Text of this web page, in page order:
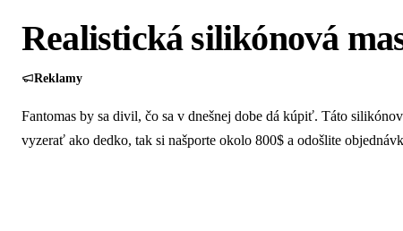
Realistická silikónová
Reklamy
Fantomas by sa divil, čo sa v dnešnej dobe dá kúpiť. Táto
vyzerať ako dedko, tak si našporte okolo 800$ a odošlite